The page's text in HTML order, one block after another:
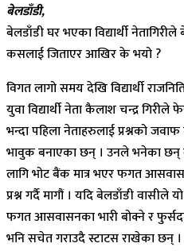
बेलडाँडी,
बेलडाँडी घर भएका विद्यार्थी
कसलाई जिताएर आखिर के भयो ?
विगत लागो समय देखि विद्यार्थी
युवा विद्यार्थी नेता कैलाश चन्द्र
भन्दा पहिला नेताहरुलाई प्रश्नको
भावुक बनाएका छन् । उनले भनेका छन्
लागि भोट बैंक मात्र भएर फगत
प्रश्न गर्दै मागौं । यदि बेलडाँडी वासीले
फगत आसवासनका भारी बोक्ने र
भनि सचेत गराउदै स्टाटस राखेका छन् ।